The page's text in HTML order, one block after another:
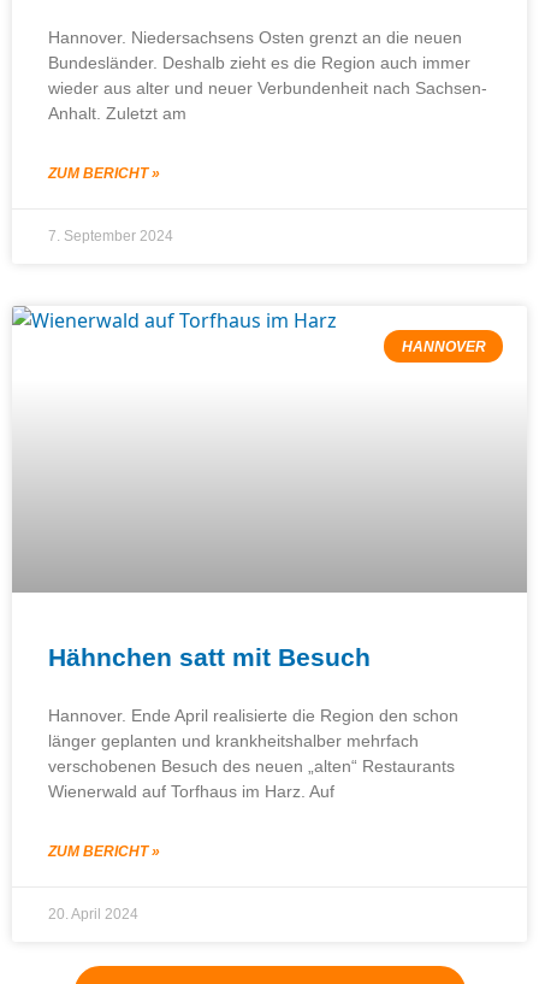
Hannover. Niedersachsens Osten grenzt an die neuen
Bundesländer. Deshalb zieht es die Region auch immer
wieder aus alter und neuer Verbundenheit nach Sachsen-
Anhalt. Zuletzt am
ZUM BERICHT »
7. September 2024
HANNOVER
Hähnchen satt mit Besuch
Hannover. Ende April realisierte die Region den schon
länger geplanten und krankheitshalber mehrfach
verschobenen Besuch des neuen „alten“ Restaurants
Wienerwald auf Torfhaus im Harz. Auf
ZUM BERICHT »
20. April 2024